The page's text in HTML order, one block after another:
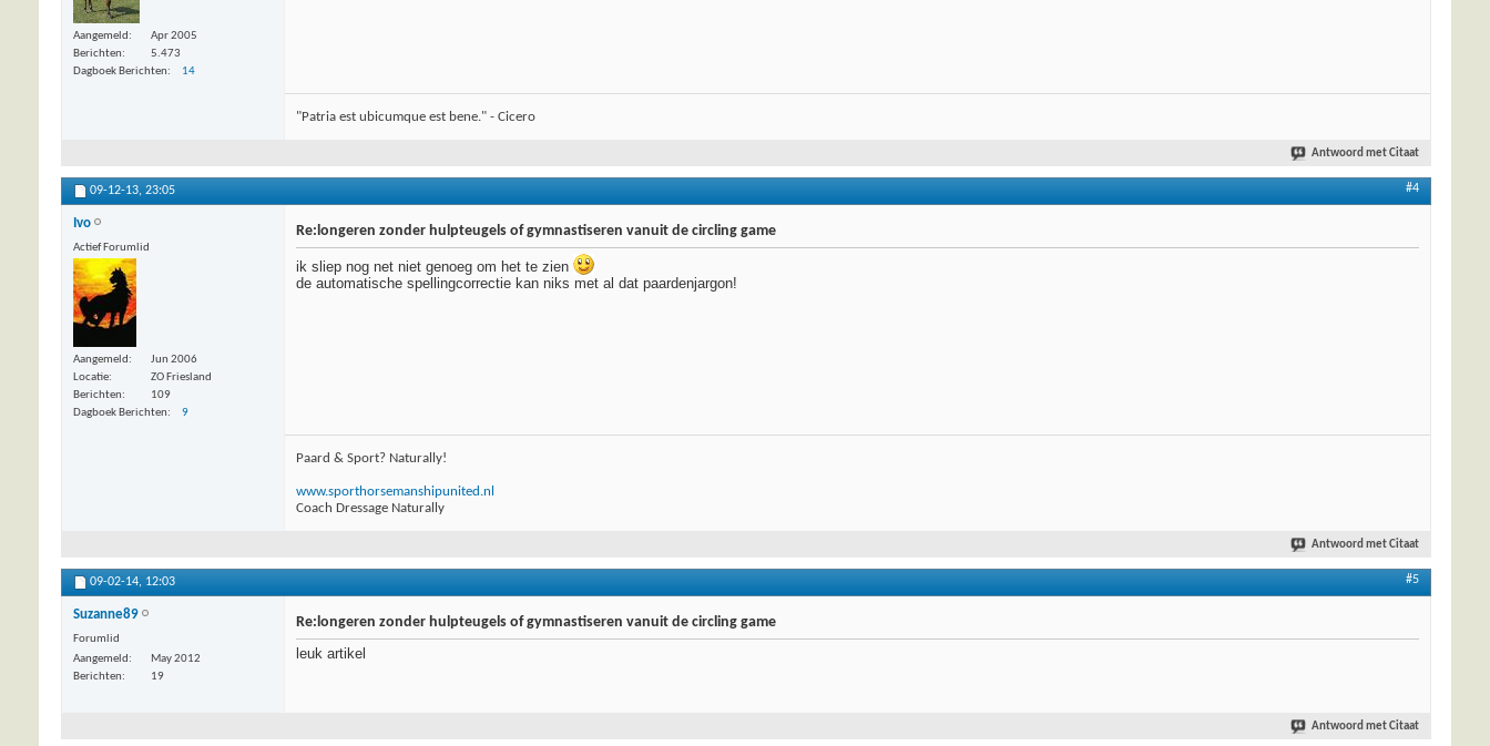
Aangemeld
Apr 2005
Berichten
5.473
Dagboek Berichten
14
"Patria est ubicumque est bene." - Cicero
Antwoord met Citaat
09-12-13, 23:05 #4
Ivo
Actief Forumlid
Aangemeld
Jun 2006
Locatie
ZO Friesland
Berichten
109
Dagboek Berichten
9
Re:longeren zonder hulpteugels of gymnastiseren vanuit de circling game
ik sliep nog net niet genoeg om het te zien
de automatische spellingcorrectie kan niks met al dat paardenjargon!
Paard & Sport? Naturally!
www.sporthorsemanshipunited.nl
Coach Dressage Naturally
Antwoord met Citaat
09-02-14, 12:03 #5
Suzanne89
Forumlid
Aangemeld
May 2012
Berichten
19
Re:longeren zonder hulpteugels of gymnastiseren vanuit de circling game
leuk artikel
Antwoord met Citaat